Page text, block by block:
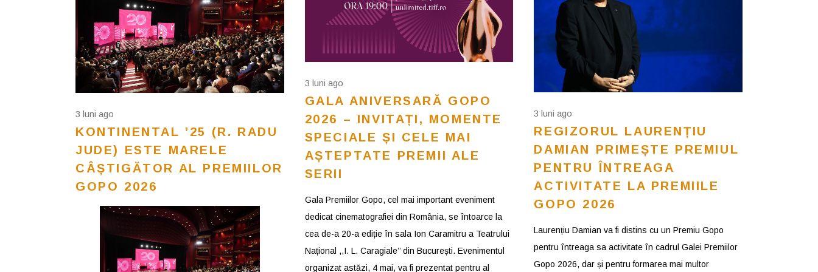
3 luni ago
KONTINENTAL ’25 (R. RADU
JUDE) ESTE MARELE
CÂȘTIGĂTOR AL PREMIILOR
GOPO 2026
3 luni ago
GALA ANIVERSARĂ GOPO
2026 – INVITAȚI, MOMENTE
SPECIALE ȘI CELE MAI
AȘTEPTATE PREMII ALE
SERII
Gala Premiilor Gopo, cel mai important eveniment
dedicat cinematografiei din România, se întoarce la
cea de-a 20-a ediție în sala Ion Caramitru a Teatrului
Național ,,I. L. Caragiale’’ din București. Evenimentul
organizat astăzi, 4 mai, va fi prezentat pentru al
3 luni ago
REGIZORUL LAURENȚIU
DAMIAN PRIMEȘTE PREMIUL
PENTRU ÎNTREAGA
ACTIVITATE LA PREMIILE
GOPO 2026
Laurențiu Damian va fi distins cu un Premiu Gopo
pentru întreaga sa activitate în cadrul Galei Premiilor
Gopo 2026, dar și pentru formarea mai multor